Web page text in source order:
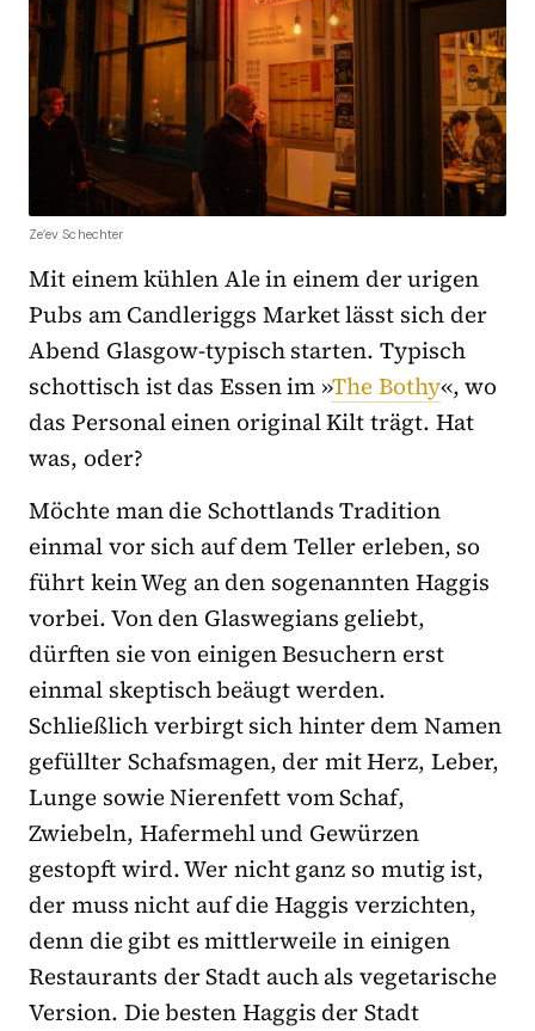
Ze’ev Schechter
Mit einem kühlen Ale in einem der urigen
Pubs am Candleriggs Market lässt sich der
Abend Glasgow-typisch starten. Typisch
schottisch ist das Essen im »The Bothy«, wo
das Personal einen original Kilt trägt. Hat
was, oder?
Möchte man die Schottlands Tradition
einmal vor sich auf dem Teller erleben, so
führt kein Weg an den sogenannten Haggis
vorbei. Von den Glaswegians geliebt,
dürften sie von einigen Besuchern erst
einmal skeptisch beäugt werden.
Schließlich verbirgt sich hinter dem Namen
gefüllter Schafsmagen, der mit Herz, Leber,
Lunge sowie Nierenfett vom Schaf,
Zwiebeln, Hafermehl und Gewürzen
gestopft wird. Wer nicht ganz so mutig ist,
der muss nicht auf die Haggis verzichten,
denn die gibt es mittlerweile in einigen
Restaurants der Stadt auch als vegetarische
Version. Die besten Haggis der Stadt